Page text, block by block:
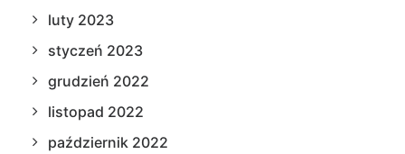
luty 2023
styczeń 2023
grudzień 2022
listopad 2022
październik 2022